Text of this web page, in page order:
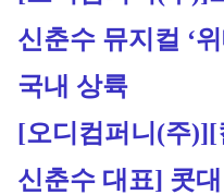
신춘수 뮤지컬 ‘
국내 상륙
[오디컴퍼니(주)][
신춘수 대표] 콧